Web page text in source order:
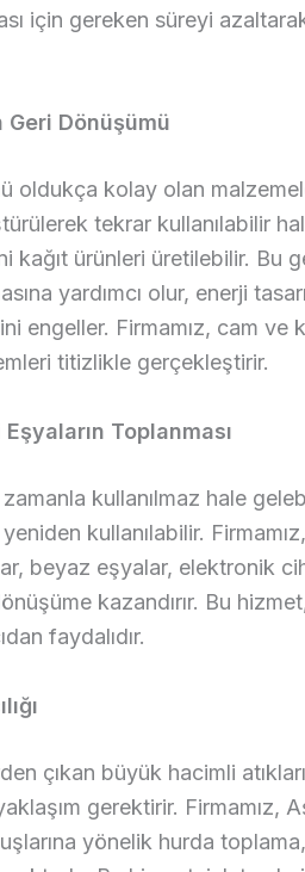
için gereken süreyi
Geri Dönüşümü
oldukça kolay olan
tekrar kullanılabilir
kağıt ürünleri üretilebilir. Bu
yardımcı olur, enerji
engeller. Firmamız, cam ve
titizlikle gerçekleştirir.
Toplanması
kullanılmaz hale
kullanılabilir.
beyaz eşyalar, elektronik
kazandırır. Bu
faydalıdır.
çıkan büyük hacimli
gerektirir. Firmamız,
yönelik hurda